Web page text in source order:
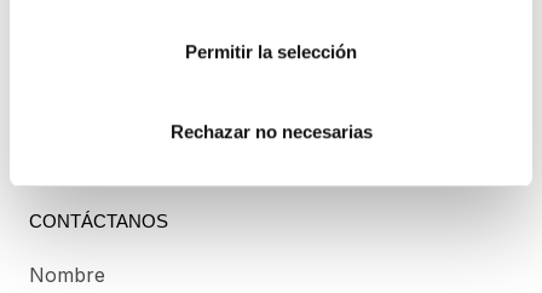
Permitir la selección
Rechazar no necesarias
CONTÁCTANOS
Nombre